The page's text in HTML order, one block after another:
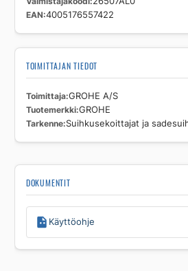
EAN 4005176557422
TOIMITTAJAN TIEDOT
Toimittaja GROHE A/S
Tuotemerkki GROHE
Tarkenne Suihkusekoittajat ja
DOKUMENTIT
Käyttöohje